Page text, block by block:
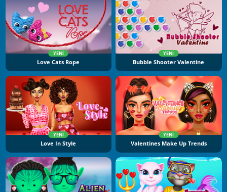
YENI
Love Cats Rope
YENI
Bubble Shooter Valentine
YENI
Love In Style
YENI
Valentines Make Up Trends